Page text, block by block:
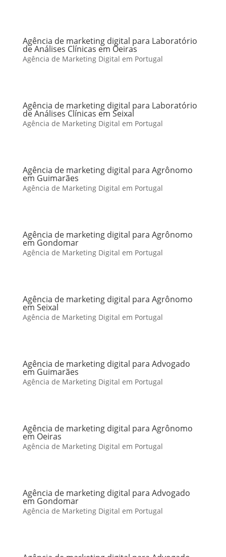
Agência de marketing digital para Laboratório
de Análises Clínicas em Oeiras
Agência de Marketing Digital em Portugal
Agência de marketing digital para Laboratório
de Análises Clínicas em Seixal
Agência de Marketing Digital em Portugal
Agência de marketing digital para Agrônomo
em Guimarães
Agência de Marketing Digital em Portugal
Agência de marketing digital para Agrônomo
em Gondomar
Agência de Marketing Digital em Portugal
Agência de marketing digital para Agrônomo
em Seixal
Agência de Marketing Digital em Portugal
Agência de marketing digital para Advogado
em Guimarães
Agência de Marketing Digital em Portugal
Agência de marketing digital para Agrônomo
em Oeiras
Agência de Marketing Digital em Portugal
Agência de marketing digital para Advogado
em Gondomar
Agência de Marketing Digital em Portugal